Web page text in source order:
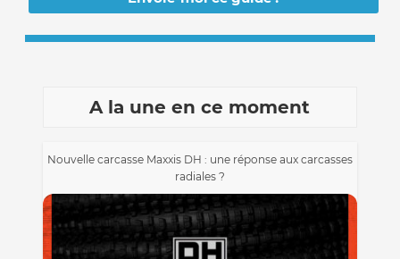
A la une en ce moment
Nouvelle carcasse Maxxis DH : une réponse aux carcasses
radiales ?